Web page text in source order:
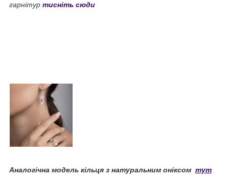
гарнітур тисніть сюди
Аналогічна модель кільця з натуральним оніксом тут